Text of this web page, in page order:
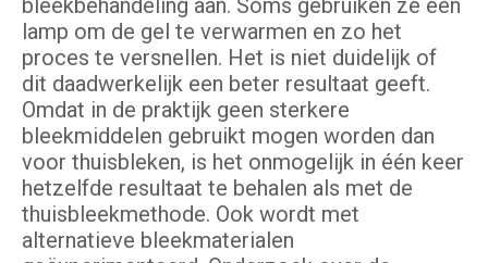
bleekbehandeling aan. Soms gebruiken ze een
lamp om de gel te verwarmen en zo het
proces te versnellen. Het is niet duidelijk of
dit daadwerkelijk een beter resultaat geeft.
Omdat in de praktijk geen sterkere
bleekmiddelen gebruikt mogen worden dan
voor thuisbleken, is het onmogelijk in één keer
hetzelfde resultaat te behalen als met de
thuisbleekmethode. Ook wordt met
alternatieve bleekmaterialen